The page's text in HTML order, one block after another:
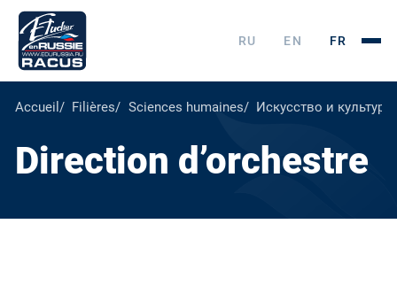
RU EN FR
Accueil Filières Sciences humaines Искусство и культура
Direction d’orchestre